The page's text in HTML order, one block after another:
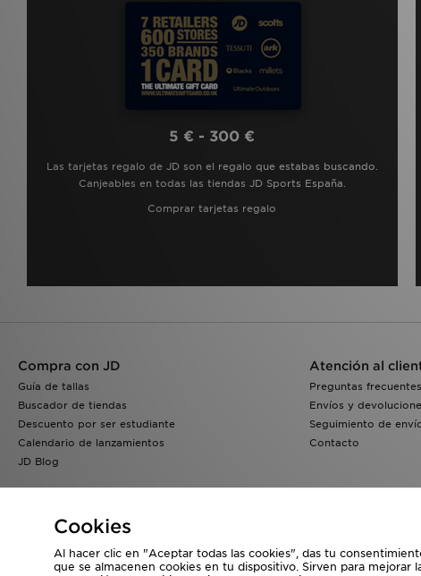
5 € - 300 €
Las tarjetas regalo de JD son el regalo que estabas buscando.
Canjeables en todas las tiendas JD Sports España.
Comprar tarjetas regalo
Compra con JD
Guía de tallas
Buscador de tiendas
Descuento por ser estudiante
Calendario de lanzamientos
JD Blog
Atención al
Preguntas frecuentes
Envíos y
Seguimiento de
Contacto
Cookies
Al hacer clic en "Aceptar todas las cookies", das tu
que se almacenen cookies en tu dispositivo. Sirven para mejorar